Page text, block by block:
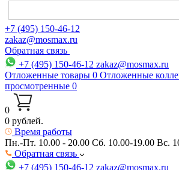
+7 (495) 150-46-12
zakaz@mosmax.ru
Обратная связь
+7 (495) 150-46-12 zakaz@mosmax.ru
Отложенные товары 0 Отложенные
просмотренные 0
0
0 рублей.
Время работы
Пн.-Пт. 10.00 - 20.00 Сб. 10.00-19.00 Вс.
Обратная связь
+7 (495) 150-46-12 zakaz@mosmax.ru